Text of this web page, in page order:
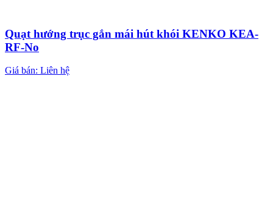
Quạt hướng trục gắn mái hút khói KENKO KEA-
RF-No
Giá bán: Liên hệ